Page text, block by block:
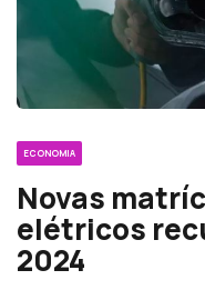
ECONOMIA
Novas
elétricos
2024